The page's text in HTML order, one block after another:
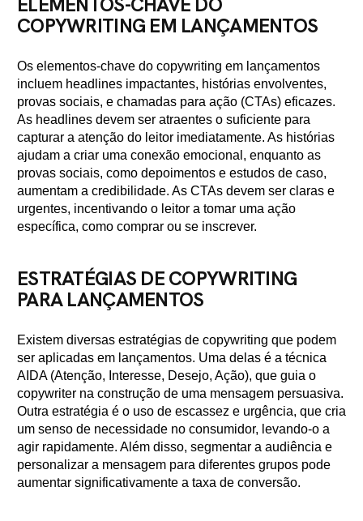
COPYWRITING EM LANÇAMENTOS
Os elementos-chave do copywriting em lançamentos
incluem headlines impactantes, histórias envolventes,
provas sociais, e chamadas para ação (CTAs) eficazes.
As headlines devem ser atraentes o suficiente para
capturar a atenção do leitor imediatamente. As histórias
ajudam a criar uma conexão emocional, enquanto as
provas sociais, como depoimentos e estudos de caso,
aumentam a credibilidade. As CTAs devem ser claras e
urgentes, incentivando o leitor a tomar uma ação
específica, como comprar ou se inscrever.
ESTRATÉGIAS DE COPYWRITING
PARA LANÇAMENTOS
Existem diversas estratégias de copywriting que podem
ser aplicadas em lançamentos. Uma delas é a técnica
AIDA (Atenção, Interesse, Desejo, Ação), que guia o
copywriter na construção de uma mensagem persuasiva.
Outra estratégia é o uso de escassez e urgência, que cria
um senso de necessidade no consumidor, levando-o a
agir rapidamente. Além disso, segmentar a audiência e
personalizar a mensagem para diferentes grupos pode
aumentar significativamente a taxa de conversão.